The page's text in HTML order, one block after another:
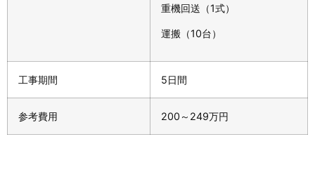
重機回送（1式）
運搬（10台）
工事期間 5日間
参考費用 200～249万円